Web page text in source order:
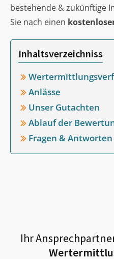
bestehende & zukünftige
Sie nach einen
Inhaltsverzeichniss
Anlässe
Unser Gutachten
Ablauf der
Fragen & Antworten
Ihr